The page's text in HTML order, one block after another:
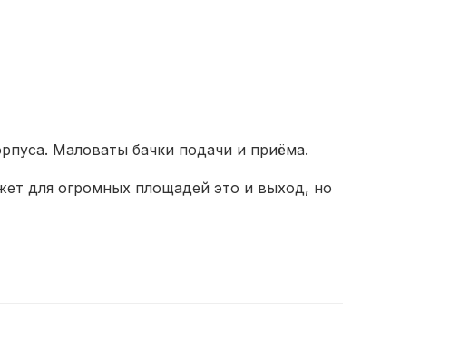
Маловаты бачки подачи и приёма.
для огромных площадей это и выход, но